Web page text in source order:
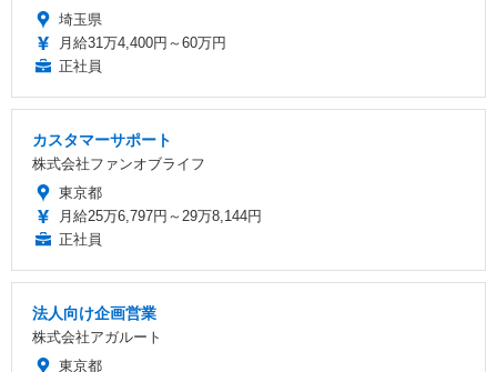
埼玉県
月給31万4,400円～60万円
正社員
カスタマーサポート
株式会社ファンオブライフ
東京都
月給25万6,797円～29万8,144円
正社員
法人向け企画営業
株式会社アガルート
東京都